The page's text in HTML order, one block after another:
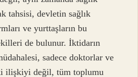
tahsisi, devletin sağlık
ve yurttaşların bu
de bulunur. İktidarın
sadece doktorlar ve
ilişkiyi değil, tüm toplumu